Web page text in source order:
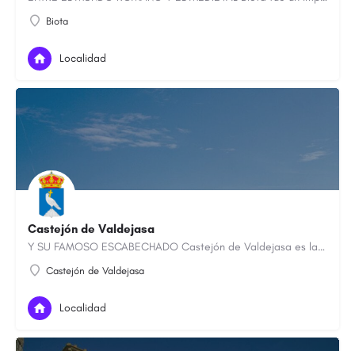
Biota
Localidad
Castejón de Valdejasa
Y SU FAMOSO ESCABECHADO Castejón de Valdejasa es la localidad más meridional de la Comarca de las Cinco…
Castejón de Valdejasa
Localidad